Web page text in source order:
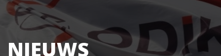
NIEUWS